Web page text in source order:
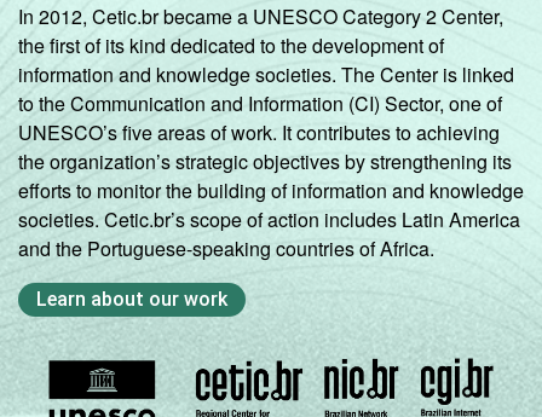
In 2012, Cetic.br became a UNESCO Category 2 Center,
the first of its kind dedicated to the development of
information and knowledge societies. The Center is linked
to the Communication and Information (CI) Sector, one of
UNESCO’s five areas of work. It contributes to achieving
the organization’s strategic objectives by strengthening its
efforts to monitor the building of information and knowledge
societies. Cetic.br’s scope of action includes Latin America
and the Portuguese-speaking countries of Africa.
Learn about our work